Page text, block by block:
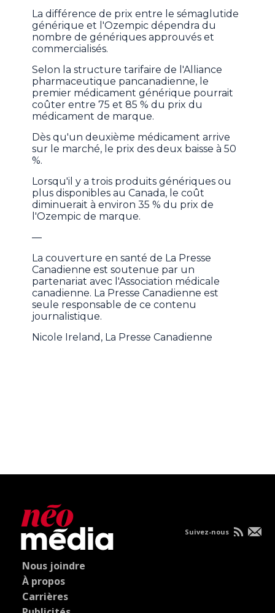
La différence de prix entre le sémaglutide
générique et l'Ozempic dépendra du
nombre de génériques approuvés et
commercialisés.
Selon la structure tarifaire de l'Alliance
pharmaceutique pancanadienne, le
premier médicament générique pourrait
coûter entre 75 et 85 % du prix du
médicament de marque.
Dès qu'un deuxième médicament arrive
sur le marché, le prix des deux baisse à 50
%.
Lorsqu'il y a trois produits génériques ou
plus disponibles au Canada, le coût
diminuerait à environ 35 % du prix de
l'Ozempic de marque.
—
La couverture en santé de La Presse
Canadienne est soutenue par un
partenariat avec l'Association médicale
canadienne. La Presse Canadienne est
seule responsable de ce contenu
journalistique.
Nicole Ireland, La Presse Canadienne
Nous joindre
À propos
Carrières
Suivez-nous